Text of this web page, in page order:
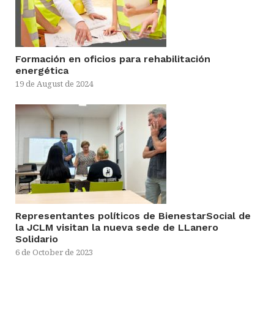
Formación en oficios para rehabilitación
energética
19 de August de 2024
Representantes políticos de BienestarSocial de
la JCLM visitan la nueva sede de LLanero
Solidario
6 de October de 2023